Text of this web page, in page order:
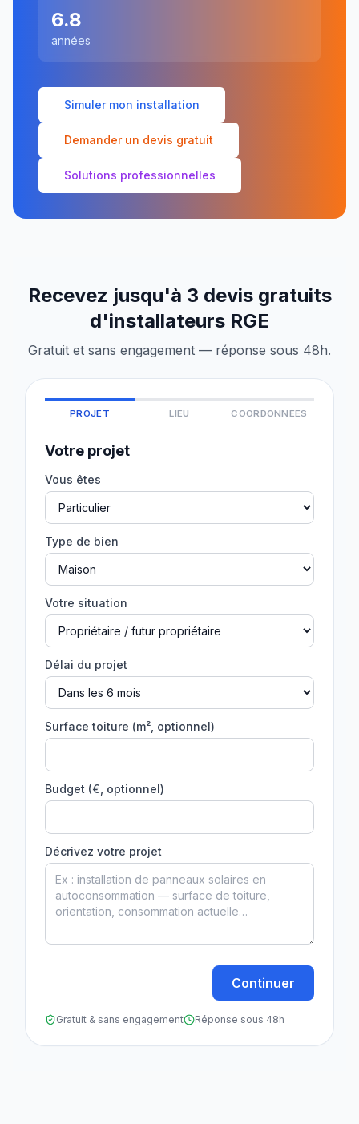
6.8
années
Simuler mon installation
Demander un devis gratuit
Solutions professionnelles
Recevez jusqu'à 3 devis gratuits
d'installateurs RGE
Gratuit et sans engagement — réponse sous 48h.
PROJET LIEU COORDONNÉES
Votre projet
Vous êtes
Type de bien
Votre situation
Délai du projet
Surface toiture (m², optionnel)
Budget (€, optionnel)
Décrivez votre projet
Continuer
Gratuit & sans engagement Réponse sous 48h